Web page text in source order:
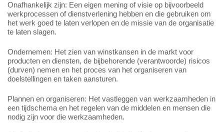
Onafhankelijk zijn: Een eigen mening of visie op bijvoorbeeld
werkprocessen of dienstverlening hebben en die gebruiken om
het werk goed te laten verlopen en de missie van de organisatie
te laten slagen.
Ondernemen: Het zien van winstkansen in de markt voor
producten en diensten, de bijbehorende (verantwoorde) risicos
(durven) nemen en het proces van het organiseren van
doelstellingen en taken aansturen.
Plannen en organiseren: Het vastleggen van werkzaamheden in
een tijdschema en het regelen van de middelen en mensen die
nodig zijn voor die werkzaamheden.